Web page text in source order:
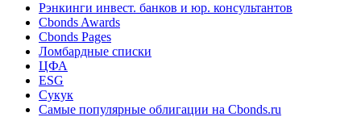
Рэнкинги инвест. банков и юр. консультантов
Cbonds Awards
Cbonds Pages
Ломбардные списки
ЦФА
ESG
Сукук
Самые популярные облигации на Cbonds.ru